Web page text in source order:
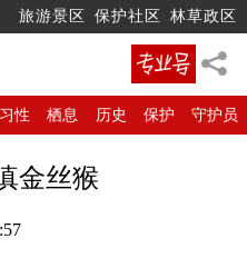
旅游景区 保护社区 林草政区
习性 栖息 历史 保护 守护员
金丝猴